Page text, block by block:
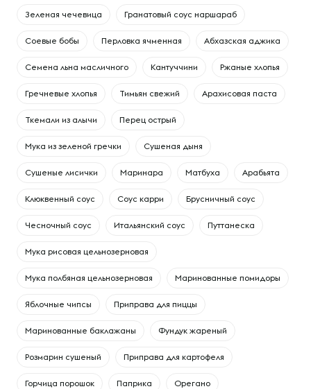
Зеленая чечевица Гранатовый соус наршараб
Соевые бобы Перловка ячменная Абхазская аджика
Семена льна масличного Кантуччини Ржаные хлопья
Гречневые хлопья Тимьян свежий Арахисовая паста
Ткемали из алычи Перец острый
Мука из зеленой гречки Сушеная дыня
Сушеные лисички Маринара Матбуха Арабьята
Клюквенный соус Соус карри Брусничный соус
Чесночный соус Итальянский соус Путтанеска
Мука рисовая цельнозерновая
Мука полбяная цельнозерновая Маринованные помидоры
Яблочные чипсы Приправа для пиццы
Маринованные баклажаны Фундук жареный
Розмарин сушеный Приправа для картофеля
Горчица порошок Паприка Орегано